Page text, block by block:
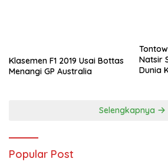
Klasemen F1 2019 Usai Bottas
Menangi GP Australia
Natsir
Dunia
Selengkapnya
Popular Post